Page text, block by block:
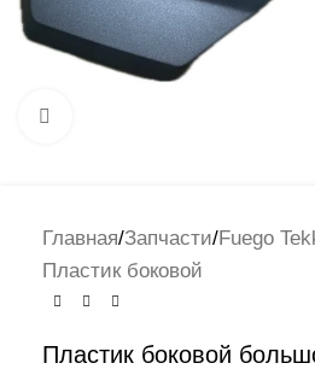
Главная/Запчасти/Fuego
Пластик боковой
Пластик боковой